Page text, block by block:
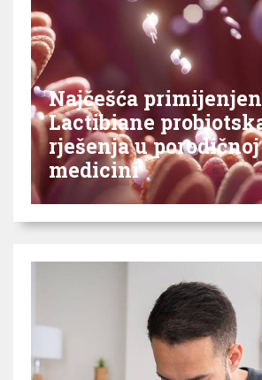
Najčešća
Lactibiane
rješenja u porodičnoj
medicini